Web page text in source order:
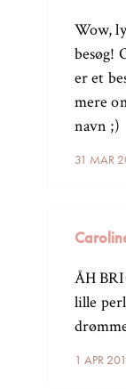
31 MAR
Wow,
besøg!
er et
mere
navn ;)
1 APR
ÅH
lille